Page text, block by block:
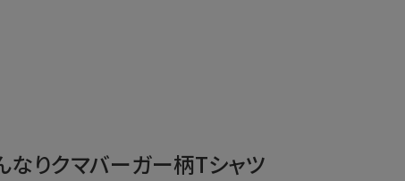
なりクマバーガー柄Tシャツ